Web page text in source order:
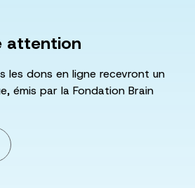
attention
les dons en ligne recevront un
émis par la Fondation Brain